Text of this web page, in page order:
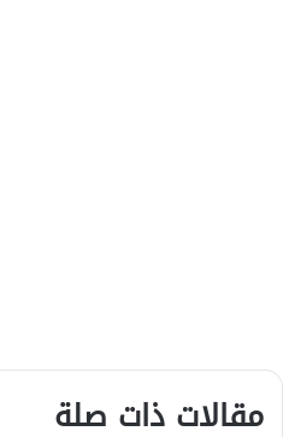
مقالات ذات صلة